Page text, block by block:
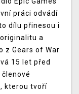
práci odvádí
dílu přinesou i
a
z Gears of War
15 let před
kterou tvoří